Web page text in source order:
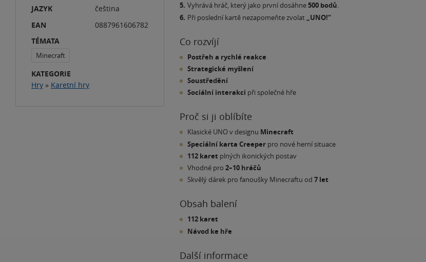
JAZYK
čeština
EAN
0887961606782
TÉMATA
Minecraft
KATEGORIE
Hry » Karetní hry
Vyhrává hráč, který jako první dosáhne500 bodů.
Při poslední kartě nezapomeňte zvolat
„UNO!“
Co rozvíjí
Postřeh a rychlé reakce
Strategické myšlení
Soustředění
Sociální interakci při společné hře
Proč si ji oblíbíte
Klasické UNO v designu Minecraft
Speciální karta Creeper pro nové herní situace
112 karet plných ikonických postav
Vhodné pro 2–10 hráčů
Skvělý dárek pro fanoušky Minecraftu od 7 let
Obsah balení
112 karet
Návod ke hře
Další informace